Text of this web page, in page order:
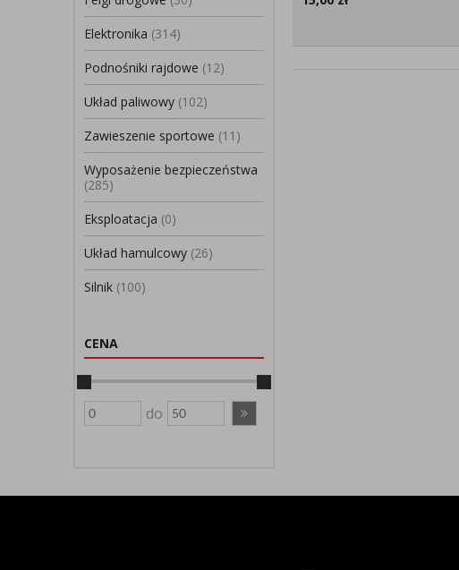
Elektronika (314)
Podnośniki rajdowe (12)
Układ paliwowy (102)
Zawieszenie sportowe (11)
Wyposażenie bezpieczeństwa
(285)
Eksploatacja (0)
Układ hamulcowy (26)
Silnik (100)
CENA
do